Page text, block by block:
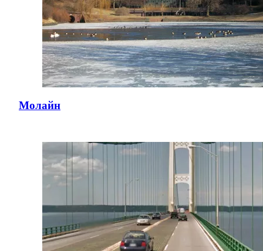
Молайн